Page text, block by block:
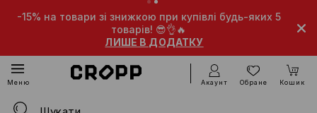
-15% на товари зі знижкою при купівлі будь-яких 5
товарів! 😎👌🔥
ЛИШЕ В ДОДАТКУ
Меню Акаунт Обране Кошик